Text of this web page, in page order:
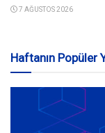
7 AĞUSTOS 2026
Haftanın Popüler